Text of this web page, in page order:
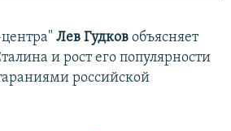
Лев Гудков объясняет
и рост его популярности
российской